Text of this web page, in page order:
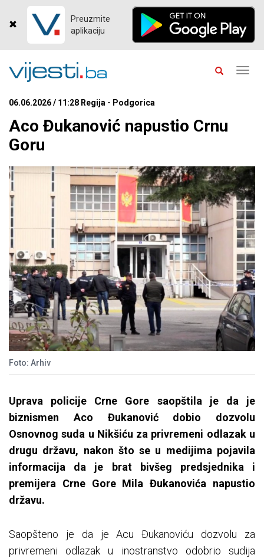
Preuzmite
aplikaciju
06.06.2026 / 11:28 Regija - Podgorica
Aco Đukanović napustio Crnu
Goru
Foto: Arhiv
Uprava policije Crne Gore saopštila je da je
biznismen Aco Đukanović dobio dozvolu
Osnovnog suda u Nikšiću za privremeni odlazak u
drugu državu, nakon što se u medijima pojavila
informacija da je brat bivšeg predsjednika i
premijera Crne Gore Mila Đukanovića napustio
državu.
Saopšteno je da je Acu Đukanoviću dozvolu za
privremeni odlazak u inostranstvo odobrio sudija